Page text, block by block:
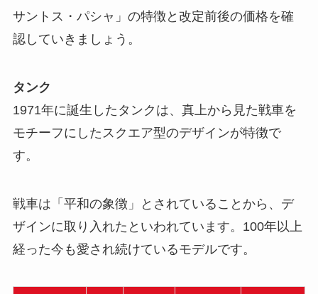
サントス・パシャ」の特徴と改定前後の価格を確
認していきましょう。
タンク
1971年に誕生したタンクは、真上から見た戦車を
モチーフにしたスクエア型のデザインが特徴で
す。
戦車は「平和の象徴」とされていることから、デ
ザインに取り入れたといわれています。100年以上
経った今も愛され続けているモデルです。